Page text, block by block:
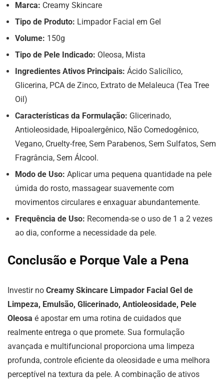
Marca: Creamy Skincare
Tipo de Produto: Limpador Facial em Gel
Volume: 150g
Tipo de Pele Indicado: Oleosa, Mista
Ingredientes Ativos Principais: Ácido Salicílico,
Glicerina, PCA de Zinco, Extrato de Melaleuca (Tea Tree
Oil)
Características da Formulação: Glicerinado,
Antioleosidade, Hipoalergênico, Não Comedogênico,
Vegano, Cruelty-free, Sem Parabenos, Sem Sulfatos, Sem
Fragrância, Sem Álcool.
Modo de Uso: Aplicar uma pequena quantidade na pele
úmida do rosto, massagear suavemente com
movimentos circulares e enxaguar abundantemente.
Frequência de Uso: Recomenda-se o uso de 1 a 2 vezes
ao dia, conforme a necessidade da pele.
Conclusão e Porque Vale a Pena
Investir no Creamy Skincare Limpador Facial Gel de
Limpeza, Emulsão, Glicerinado, Antioleosidade, Pele
Oleosa é apostar em uma rotina de cuidados que
realmente entrega o que promete. Sua formulação
avançada e multifuncional proporciona uma limpeza
profunda, controle eficiente da oleosidade e uma melhora
perceptível na textura da pele. A combinação de ativos